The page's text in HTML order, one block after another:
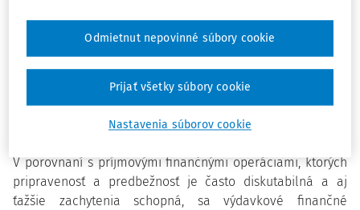
operácie (pri jej výdavku).
Docieliť pripravenosť a predbežnosť finančných operácií
výdavkových bezhotovostných operácií nie je problémom,
prostriedkov je na vôli orgánu územnej samosprávy.
V porovnaní s príjmovými finančnými operáciami, ktorých
pripravenosť a predbežnosť je často diskutabilná a aj
ťažšie zachytenia schopná, sa výdavkové finančné
Nastavenia súborov cookie
Odmietnut nepovinné súbory cookie
Prijať všetky súbory cookie